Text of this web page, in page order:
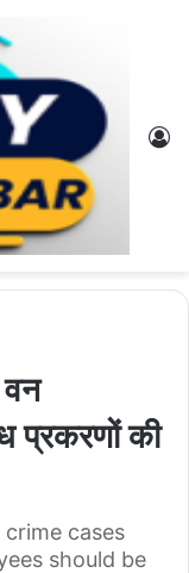
प्रकरणों की
cases
should be